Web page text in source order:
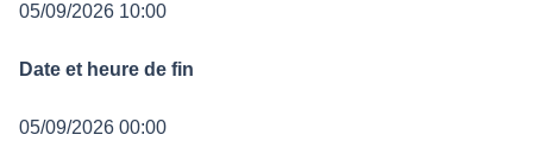
05/09/2026 10:00
Date et heure de fin
05/09/2026 00:00